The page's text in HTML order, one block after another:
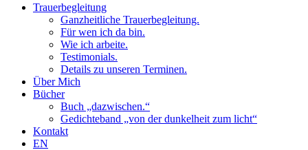
Trauerbegleitung
Ganzheitliche Trauerbegleitung.
Für wen ich da bin.
Wie ich arbeite.
Testimonials.
Details zu unseren Terminen.
Über Mich
Bücher
Buch „dazwischen.“
Gedichteband „von der dunkelheit zum licht“
Kontakt
EN